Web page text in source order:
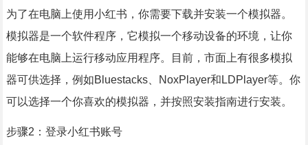
为了在电脑上使用小红书，你需要下载并安装一个模拟器。
模拟器是一个软件程序，它模拟一个移动设备的环境，让你
能够在电脑上运行移动应用程序。目前，市面上有很多模拟
器可供选择，例如Bluestacks、NoxPlayer和LDPlayer等。你
可以选择一个你喜欢的模拟器，并按照安装指南进行安装。
步骤2：登录小红书账号